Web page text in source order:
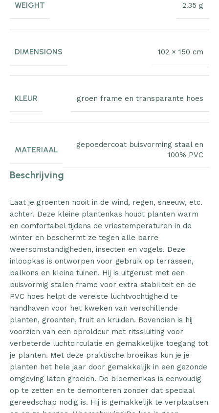
WEIGHT 2.35 g
DIMENSIONS 102 × 150 cm
KLEUR groen frame en transparante hoes
MATERIAAL
gepoedercoat buisvorming staal en
100% PVC
Beschrijving
Laat je groenten nooit in de wind, regen, sneeuw, etc.
achter. Deze kleine plantenkas houdt planten warm
en comfortabel tijdens de vriestemperaturen in de
winter en beschermt ze tegen alle barre
weersomstandigheden, insecten en vogels. Deze
inloopkas is ontworpen voor gebruik op terrassen,
balkons en kleine tuinen. Hij is uitgerust met een
buisvormig stalen frame voor extra stabiliteit en de
PVC hoes helpt de vereiste luchtvochtigheid te
handhaven voor het kweken van verschillende
planten, groenten, fruit en kruiden. Bovendien is hij
voorzien van een oproldeur met ritssluiting voor
verbeterde luchtcirculatie en gemakkelijke toegang tot
je planten. Met deze praktische broeikas kun je je
planten het hele jaar door gemakkelijk in een gezonde
omgeving laten groeien. De bloemenkas is eenvoudig
op te zetten en te demonteren zonder dat speciaal
gereedschap nodig is. Hij is gemakkelijk te verplaatsen